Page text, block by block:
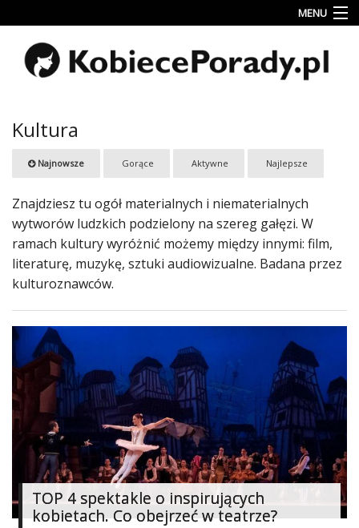
MENU
Uroda
Miłość
Rodzina
Dziecko
Przepisy
kulinarne
Kobiece
Wyznania
Fitness
Ślub
&
Wesele
Moda
Zakupy
Kultura
Najnowsze Gorące Aktywne Najlepsze
Znajdziesz tu ogół materialnych i niematerialnych
wytworów ludzkich podzielony na szereg gałęzi. W
ramach kultury wyróżnić możemy między innymi: film,
literaturę, muzykę, sztuki audiowizualne. Badana przez
kulturoznawców.
TOP 4 spektakle o inspirujących
kobietach. Co obejrzeć w teatrze?